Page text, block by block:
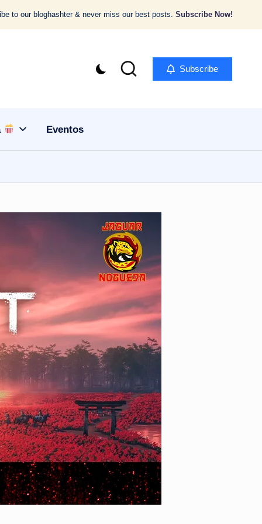
to our bloghashter & never miss our best posts. Subscribe Now!
Subscribe
Eventos